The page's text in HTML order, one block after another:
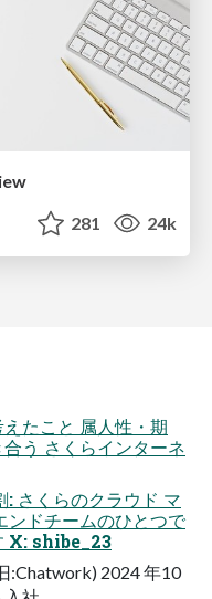
281 24k
たこと 属人性・期
う さくらインターネ
: さくらのクラウド マ
ンドチームのひとつで
X: shibe_23
:Chatwork) 2024 年10